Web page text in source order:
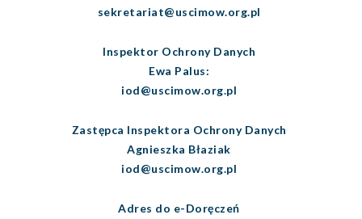
sekretariat@uscimow.org.pl
Inspektor Ochrony Danych
Ewa Palus:
iod@uscimow.org.pl
Zastępca Inspektora Ochrony Danych
Agnieszka Błaziak
iod@uscimow.org.pl
Adres do e-Doręczeń